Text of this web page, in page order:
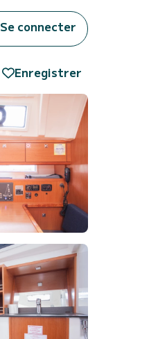
Se connecter
Enregistrer